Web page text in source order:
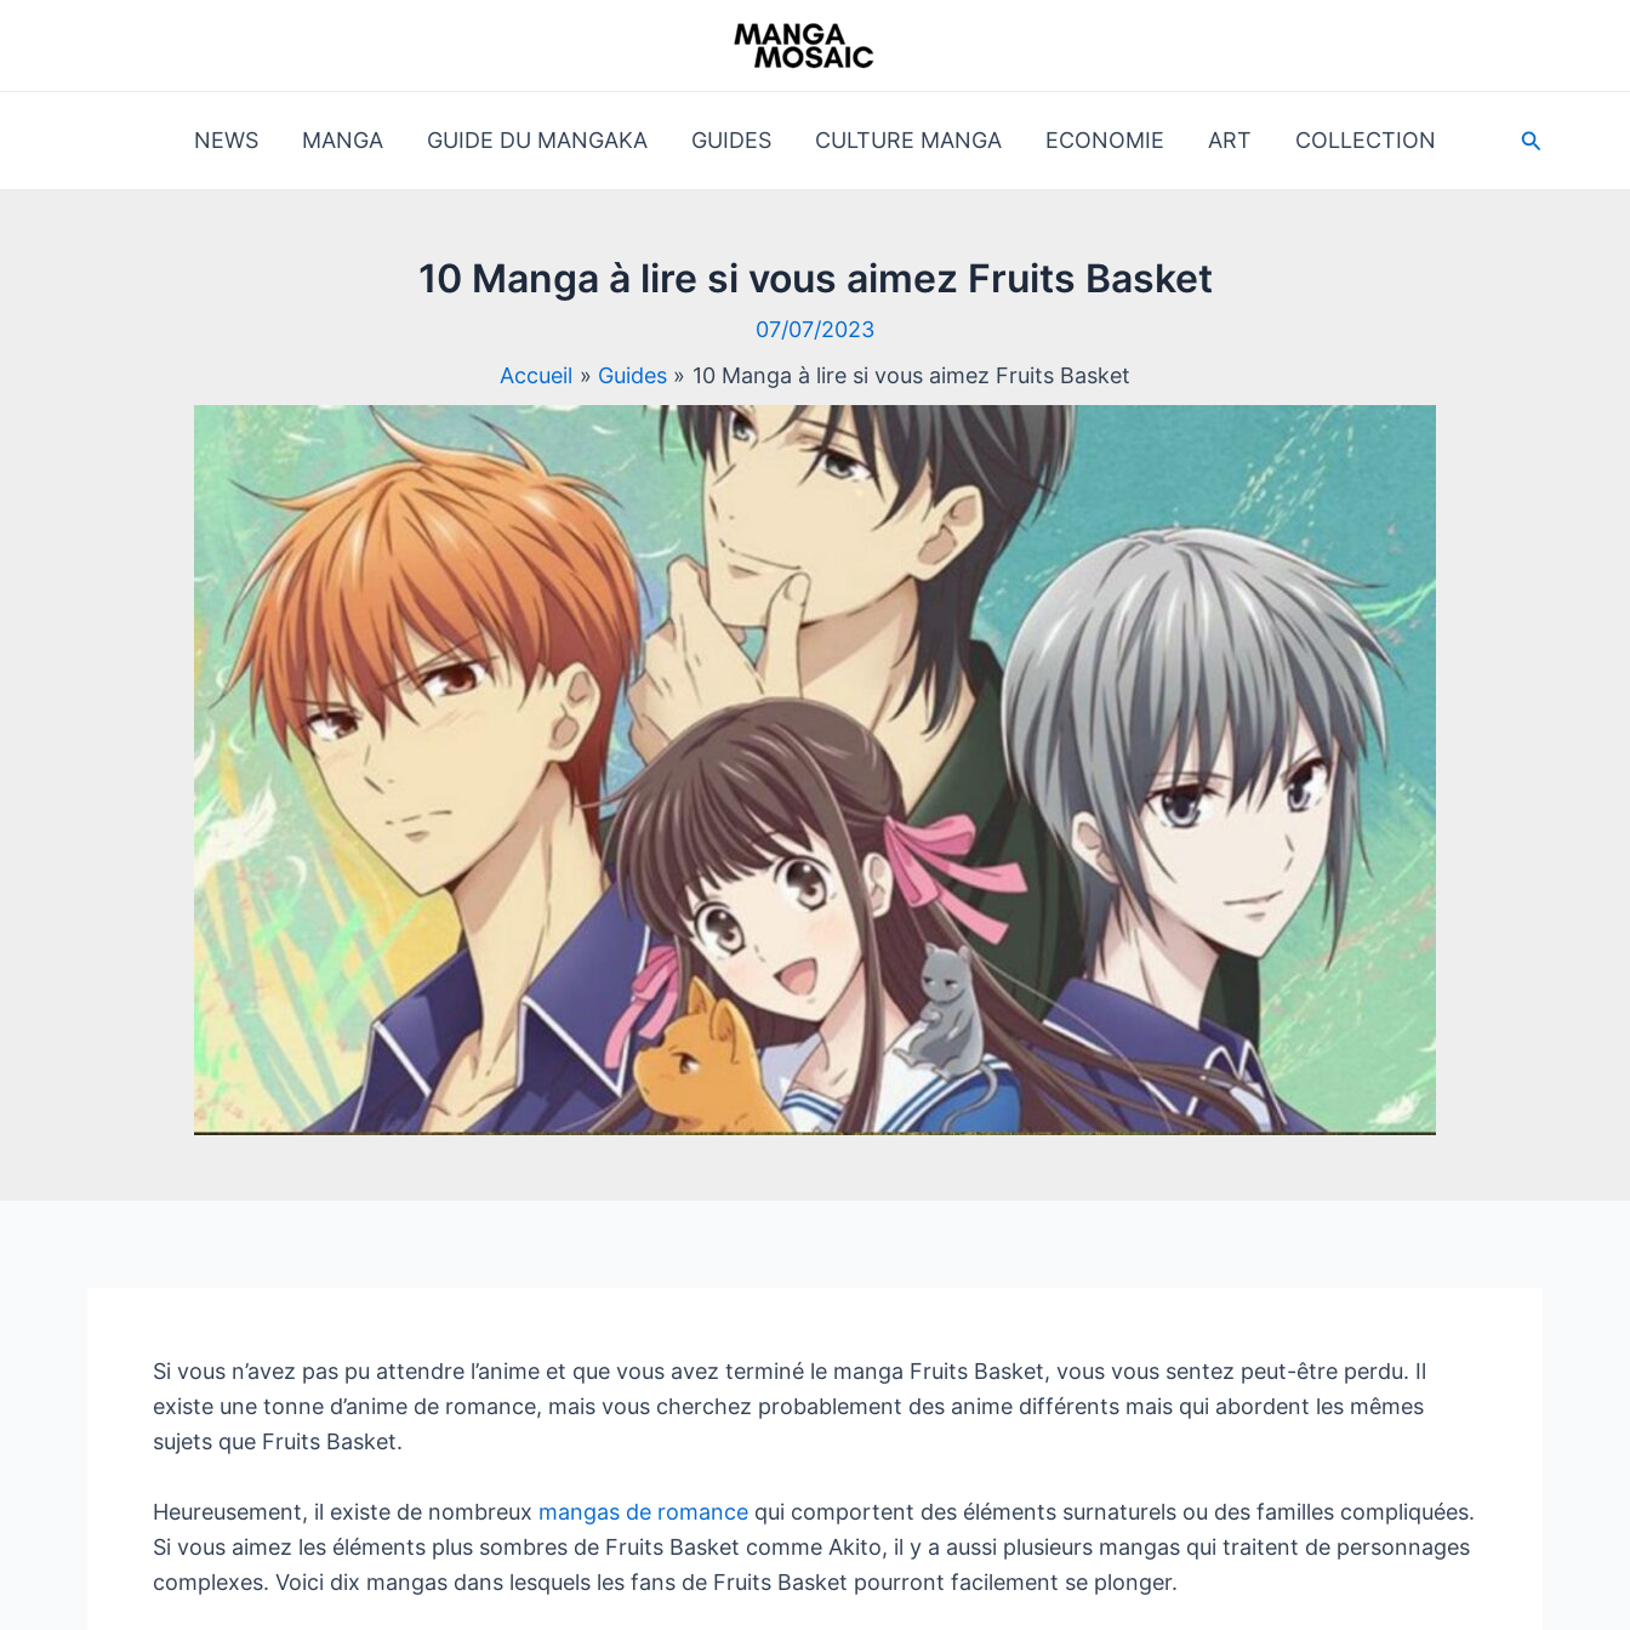
NEWS MANGA GUIDE DU MANGAKA GUIDES CULTURE MANGA ECONOMIE ART COLLECTION
10 Manga à lire si vous aimez Fruits Basket
07/07/2023
Accueil
Guides 10 Manga à lire si vous aimez Fruits Basket
Si vous n’avez pas pu attendre l’anime et que vous avez terminé le manga Fruits Basket, vous vous sentez peut-être perdu. Il
existe une tonne d’anime de romance, mais vous cherchez probablement des anime différents mais qui abordent les mêmes
sujets que Fruits Basket.
Heureusement, il existe de nombreux mangas de romance qui comportent des éléments surnaturels ou des familles compliquées.
Si vous aimez les éléments plus sombres de Fruits Basket comme Akito, il y a aussi plusieurs mangas qui traitent de personnages
complexes. Voici dix mangas dans lesquels les fans de Fruits Basket pourront facilement se plonger.